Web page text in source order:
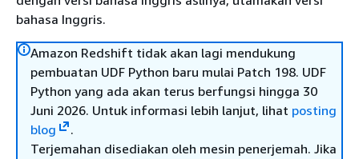
bahasa Inggris.
Amazon Redshift tidak akan lagi mendukung
pembuatan UDF Python baru mulai Patch 198. UDF
Python yang ada akan terus berfungsi hingga 30
Juni 2026. Untuk informasi lebih lanjut, lihat posting
blog
.
Terjemahan disediakan oleh mesin penerjemah. Jika